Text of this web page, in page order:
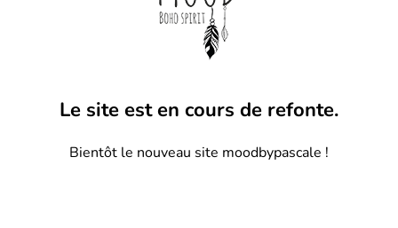
Le site est en cours de refonte.
Bientôt le nouveau site moodbypascale !